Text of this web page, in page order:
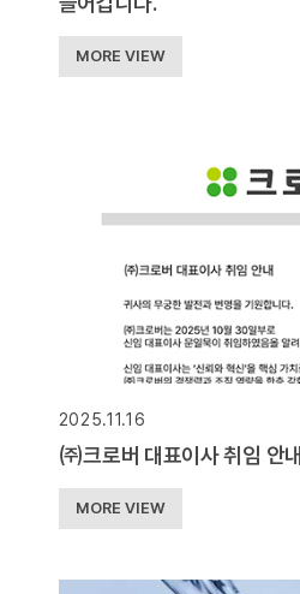
MORE VIEW
2025.11.16
㈜크로버 대표이사 취임 안내
MORE VIEW